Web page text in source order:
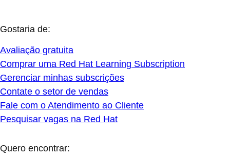
Gostaria de:
Avaliação gratuita
Comprar uma Red Hat Learning Subscription
Gerenciar minhas subscrições
Contate o setor de vendas
Fale com o Atendimento ao Cliente
Pesquisar vagas na Red Hat
Quero encontrar: